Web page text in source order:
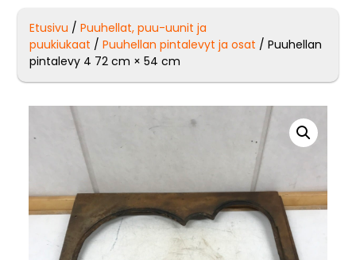
Etusivu /Puuhellat, puu-uunit ja
puukiukaat /Puuhellan pintalevyt ja osat / Puuhellan
pintalevy 4 72 cm × 54 cm